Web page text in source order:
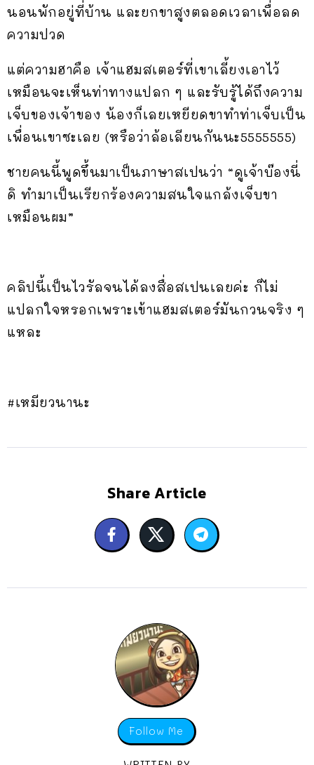
นอนพักอยู่ที่บ้าน และยกขาสูงตลอดเวลาเพื่อลด
ความปวด
แต่ความฮาคือ เจ้าแฮมสเตอร์ที่เขาเลี้ยงเอาไว้
เหมือนจะเห็นท่าทางแปลก ๆ และรับรู้ได้ถึงความ
เจ็บของเจ้าของ น้องก็เลยเหยียดขาทำท่าเจ็บเป็น
เพื่อนเขาซะเลย (หรือว่าล้อเลียนกันนะ5555555)
ชายคนนี้พูดขึ้นมาเป็นภาษาสเปนว่า “ดูเจ้าบ๊องนี่
ดิ ทำมาเป็นเรียกร้องความสนใจแกล้งเจ็บขา
เหมือนผม”
คลิปนี้เป็นไวรัลจนได้ลงสื่อสเปนเลยค่ะ ก็ไม่
แปลกใจหรอกเพราะเข้าแฮมสเตอร์มันกวนจริง ๆ
แหละ
#เหมียวนานะ
Share Article
Follow Me